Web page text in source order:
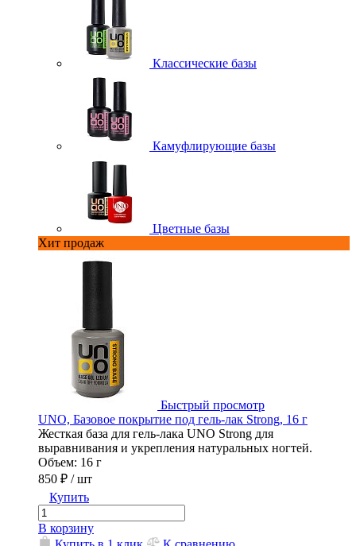
Классические базы
Камуфлирующие базы
Цветные базы
Хит продаж
Быстрый просмотр
UNO, Базовое покрытие под гель-лак Strong, 16 г
Жесткая база для гель-лака UNO Strong для
выравнивания и укрепления натуральных ногтей.
Объем: 16 г
850 ₽ / шт
Купить
В корзину